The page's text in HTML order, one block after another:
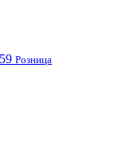
Розница